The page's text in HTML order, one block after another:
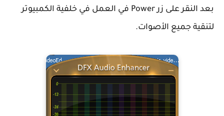
بعد النقر على زر Power في العمل في خلفية الكمبيوتر
لتنقية جميع الأصوات.